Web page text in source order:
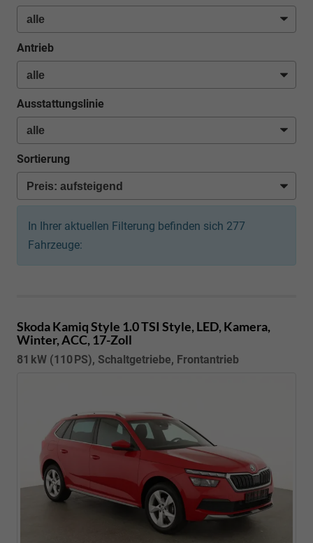
Antrieb
Ausstattungslinie
Sortierung
In Ihrer aktuellen Filterung befinden sich 277
Fahrzeuge:
Skoda KamiqStyle 1.0 TSI Style, LED, Kamera,
Winter, ACC, 17-Zoll
81 kW (110 PS), Schaltgetriebe, Frontantrieb